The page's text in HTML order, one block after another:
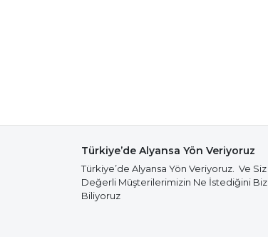
Türkiye’de Alyansa Yön Veriyoruz
Türkiye’de Alyansa Yön Veriyoruz. Ve Siz
Değerli Müşterilerimizin Ne İstediğini Biz
Biliyoruz